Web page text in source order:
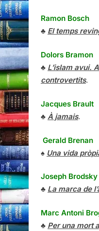
Ramon Bosch
♣ El temps
Dolors Bramon
♣ L’islam avui.
controvertits.
Jacques Brault
♣ À jamais.
Gerald Brenan
♠ Una vida
Joseph Brodsky
♣ La marca de
Marc Antoni
♣ Per una mort